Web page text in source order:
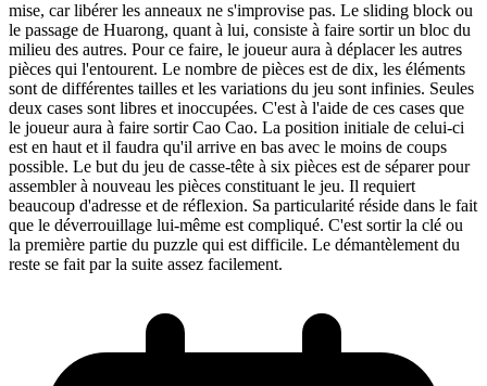
mise, car libérer les anneaux ne s'improvise pas. Le sliding block ou
le passage de Huarong, quant à lui, consiste à faire sortir un bloc du
milieu des autres. Pour ce faire, le joueur aura à déplacer les autres
pièces qui l'entourent. Le nombre de pièces est de dix, les éléments
sont de différentes tailles et les variations du jeu sont infinies. Seules
deux cases sont libres et inoccupées. C'est à l'aide de ces cases que
le joueur aura à faire sortir Cao Cao. La position initiale de celui-ci
est en haut et il faudra qu'il arrive en bas avec le moins de coups
possible. Le but du jeu de casse-tête à six pièces est de séparer pour
assembler à nouveau les pièces constituant le jeu. Il requiert
beaucoup d'adresse et de réflexion. Sa particularité réside dans le fait
que le déverrouillage lui-même est compliqué. C'est sortir la clé ou
la première partie du puzzle qui est difficile. Le démantèlement du
reste se fait par la suite assez facilement.